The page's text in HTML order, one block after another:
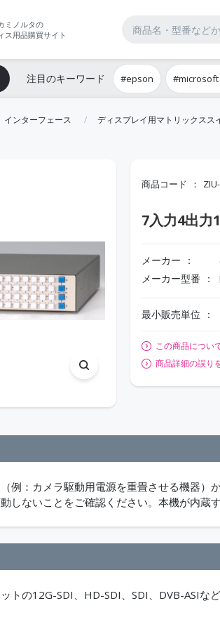
ミノルタの
ス用品購買サイト
注目のキーワード #epson #microsoft
インターフェース ディスプレイ用マトリックスス
商品コード
7入力4出力
メーカー
メーカー型番
最小販売単位
この商品につい
商品詳細の誤り
例：カメラ駆動用電源を重畳させる機器）
しないことをご確認ください。本機が内蔵
トの12G-SDI、HD-SDI、SDI、DVB-ASIな